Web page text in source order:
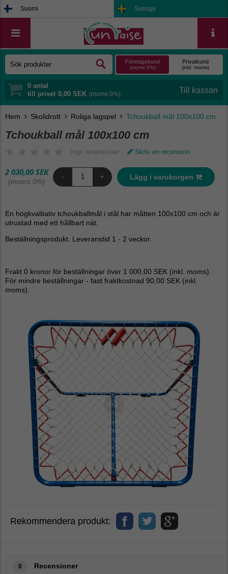
Suomi Sverige
Företagskund
(moms 0%)
Privatkund
(inkl. moms)
0 antal
till priset 0,00 SEK (moms 0%)
Hem Skolidrott Roliga lagspel Tchoukball mål 100x100 cm
Tchoukball mål 100x100 cm
Inga recensioner Skriv en recension
2 030,00 SEK
(moms 0%)
- + Lägg i varukorgen
En högkvalitativ tchoukballmål i stål har måtten 100x100 cm och är
utrustad med ett hållbart nät.
Beställningsprodukt. Leveranstid 1 - 2 veckor.
Frakt 0 kronor för beställningar över 1 000,00 SEK (inkl. moms).
För mindre beställningar - fast fraktkostnad 90,00 SEK (inkl.
moms).
Rekommendera produkt:
0 Recensioner